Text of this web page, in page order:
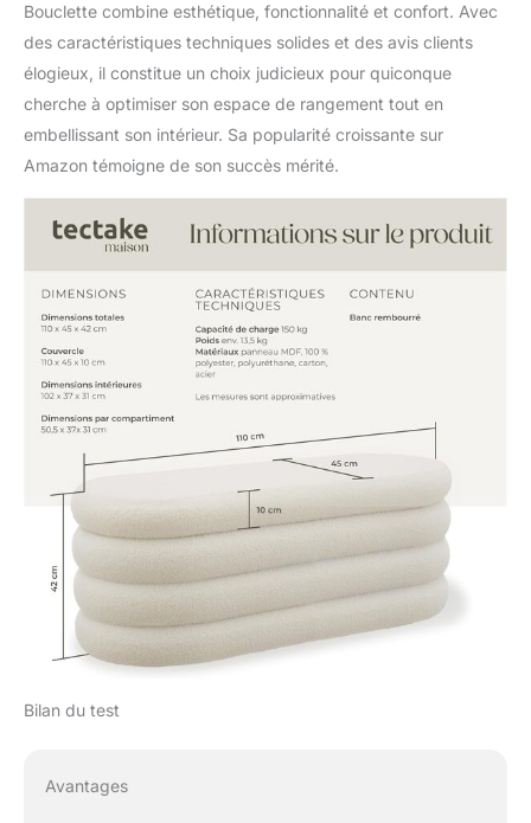
Bouclette combine esthétique, fonctionnalité et confort. Avec
des caractéristiques techniques solides et des avis clients
élogieux, il constitue un choix judicieux pour quiconque
cherche à optimiser son espace de rangement tout en
embellissant son intérieur. Sa popularité croissante sur
Amazon témoigne de son succès mérité.
Bilan du test
Avantages